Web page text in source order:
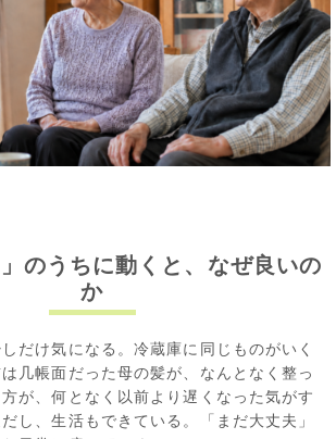
」のうちに動くと、なぜ良いの
か
だけ気になる。冷蔵庫に同じものがいく
几帳面だった母の髪が、なんとなく整っ
が、何となく以前より遅くなった気がす
し、生活もできている。「まだ大丈夫」